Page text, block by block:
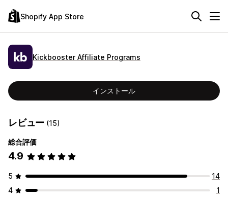
Shopify App Store
Kickbooster Affiliate Programs
インストール
レビュー (15)
総合評価
4.9
5
14
4
1